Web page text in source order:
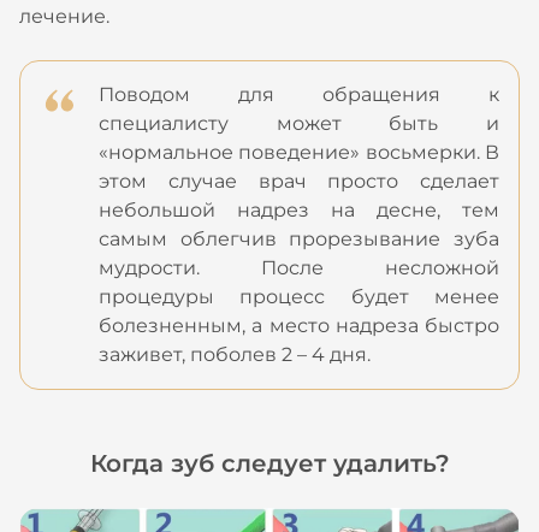
лечение.
Поводом для обращения к
специалисту может быть и
«нормальное поведение» восьмерки. В
этом случае врач просто сделает
небольшой надрез на десне, тем
самым облегчив прорезывание зуба
мудрости. После несложной
процедуры процесс будет менее
болезненным, а место надреза быстро
заживет, поболев 2 – 4 дня.
Когда зуб следует удалить?